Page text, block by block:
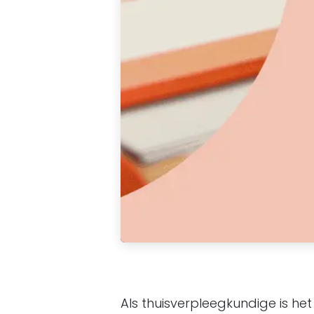
Als thuisverpleegkundige is